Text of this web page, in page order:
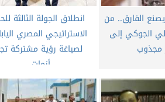
يصنع الفارق.. من
الجوكي إلى
مجذوب
​انطلاق الجولة الثالثة
الاستراتيجي المصري
لصياغة رؤية مشتركة
أزمات...